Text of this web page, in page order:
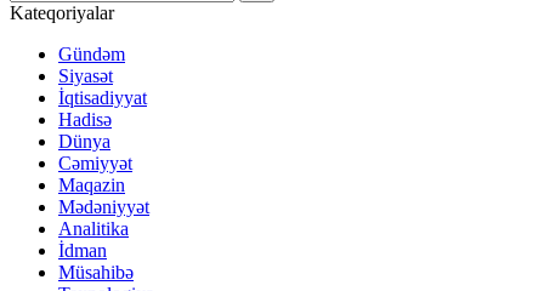
Kateqoriyalar
Gündəm
Siyasət
İqtisadiyyat
Hadisə
Dünya
Cəmiyyət
Maqazin
Mədəniyyət
Analitika
İdman
Müsahibə